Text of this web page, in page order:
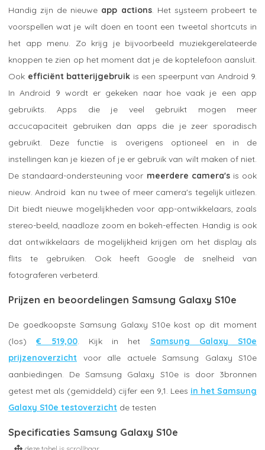
Handig zijn de nieuwe app actions. Het systeem probeert te
voorspellen wat je wilt doen en toont een tweetal shortcuts in
het app menu. Zo krijg je bijvoorbeeld muziekgerelateerde
knoppen te zien op het moment dat je de koptelefoon aansluit.
Ook efficiënt batterijgebruik is een speerpunt van Android 9.
In Android 9 wordt er gekeken naar hoe vaak je een app
gebruikts. Apps die je veel gebruikt mogen meer
accucapaciteit gebruiken dan apps die je zeer sporadisch
gebruikt. Deze functie is overigens optioneel en in de
instellingen kan je kiezen of je er gebruik van wilt maken of niet.
De standaard-ondersteuning voor meerdere camera'sis ook
nieuw. Android kan nu twee of meer camera's tegelijk uitlezen.
Dit biedt nieuwe mogelijkheden voor app-ontwikkelaars, zoals
stereo-beeld, naadloze zoom en bokeh-effecten. Handig is ook
dat ontwikkelaars de mogelijkheid krijgen om het display als
flits te gebruiken. Ook heeft Google de snelheid van
fotograferen verbeterd.
Prijzen en beoordelingen Samsung Galaxy S10e
De goedkoopste Samsung Galaxy S10e kost op dit moment
(los)€ 519,00. Kijk in het Samsung Galaxy S10e
prijzenoverzicht voor alle actuele Samsung Galaxy S10e
aanbiedingen. De Samsung Galaxy S10e is door 3bronnen
getest met als (gemiddeld) cijfer een 9,1. Lees in het Samsung
Galaxy S10e testoverzicht de testen
Specificaties Samsung Galaxy S10e